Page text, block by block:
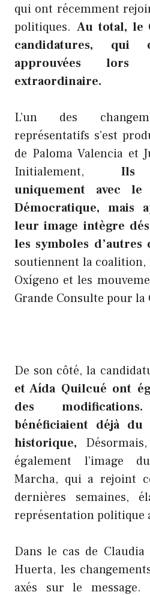
qui ont récemment
politiques. Au total, le
candidatures,
approuvées lors
extraordinaire.
L’un des
représentatifs s’est
de Paloma Valencia et
Initialement, Ils
uniquement avec
Démocratique, mais
leur image intègre
les symboles d’autres
soutiennent la
Oxígeno et les
Grande Consulte pour la
De son côté, la
et Aída Quilcué ont
des
bénéficiaient déjà du
historique,
également l’image
Marcha, qui a rejoint
dernières semaines,
représentation politique
Dans le cas de
Huerta, les
axés sur le